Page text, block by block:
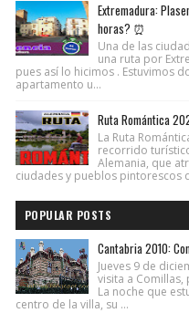
Extremadura:
horas? ⏰
Una de las
una ruta por
pues así lo hicimos . Estuvimos
apartamento u...
Ruta Romántica
La Ruta
recorrido
Alemania, que
ciudades y pueblos pintorescos
POPULAR POSTS
Cantabria 2010:
Jueves 9 de
visita a Comillas,
La noche que
centro de la villa, su ...